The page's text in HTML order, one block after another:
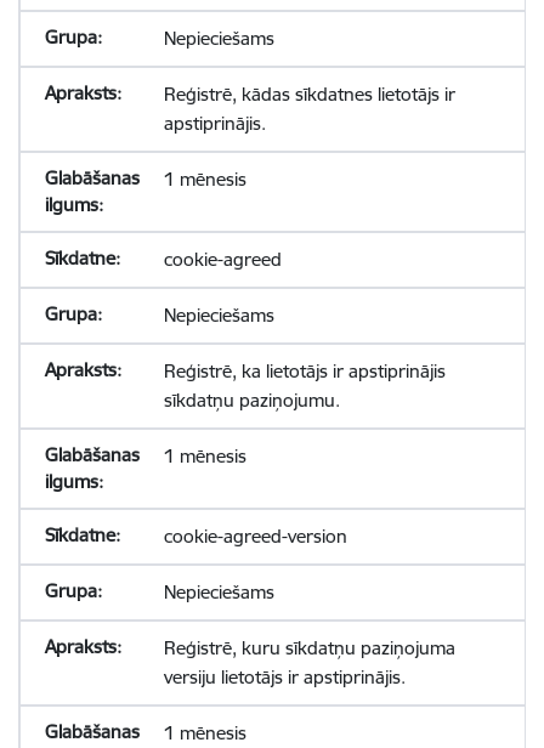
Nepieciešams
Reģistrē, kādas sīkdatnes lietotājs ir
apstiprinājis.
1 mēnesis
cookie-agreed
Nepieciešams
Reģistrē, ka lietotājs ir apstiprinājis
sīkdatņu paziņojumu.
1 mēnesis
cookie-agreed-version
Nepieciešams
Reģistrē, kuru sīkdatņu paziņojuma
versiju lietotājs ir apstiprinājis.
1 mēnesis